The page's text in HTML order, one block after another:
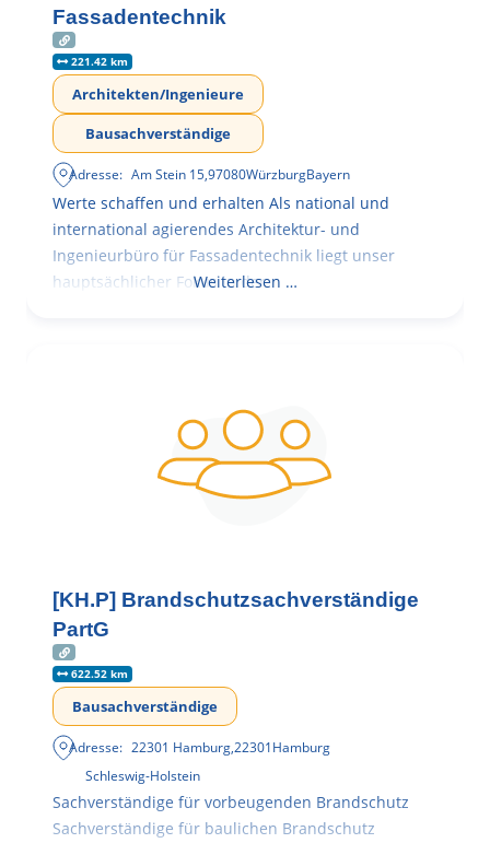
Fassadentechnik
221.42 km
Architekten/Ingenieure
Bausachverständige
Adresse: Am Stein 15,97080WürzburgBayern
Werte schaffen und erhalten Als national und
international agierendes Architektur- und
Ingenieurbüro für Fassadentechnik liegt unser
hauptsächlicher Fokus in der
Weiterlesen …
[KH.P] Brandschutzsachverständige
PartG
622.52 km
Bausachverständige
Adresse: 22301 Hamburg,22301Hamburg
Schleswig-Holstein
Sachverständige für vorbeugenden Brandschutz
Sachverständige für baulichen Brandschutz